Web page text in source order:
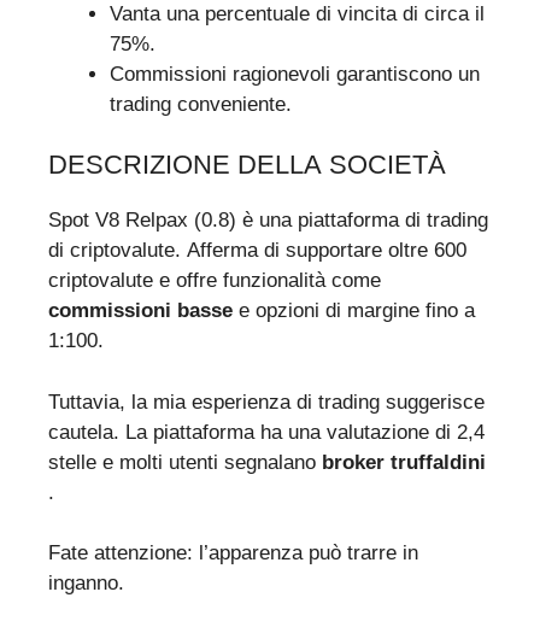
Vanta una percentuale di vincita di circa il
75%.
Commissioni ragionevoli garantiscono un
trading conveniente.
DESCRIZIONE DELLA SOCIETÀ
Spot V8 Relpax (0.8) è una piattaforma di trading
di criptovalute. Afferma di supportare oltre 600
criptovalute e offre funzionalità come
commissioni basse e opzioni di margine fino a
1:100.
Tuttavia, la mia esperienza di trading suggerisce
cautela. La piattaforma ha una valutazione di 2,4
stelle e molti utenti segnalano broker truffaldini
.
Fate attenzione: l’apparenza può trarre in
inganno.